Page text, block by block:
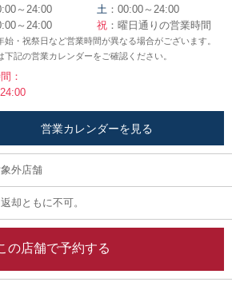
～24:00
土 ：00:00～24:00
～24:00 祝 ：曜日通りの営業時間
・祝祭日など営業時間が異なる場合がございます。
下記の営業カレンダーをご確認ください。
：
営業カレンダーを見る
外店舗
却ともに不可。
の店舗で予約する